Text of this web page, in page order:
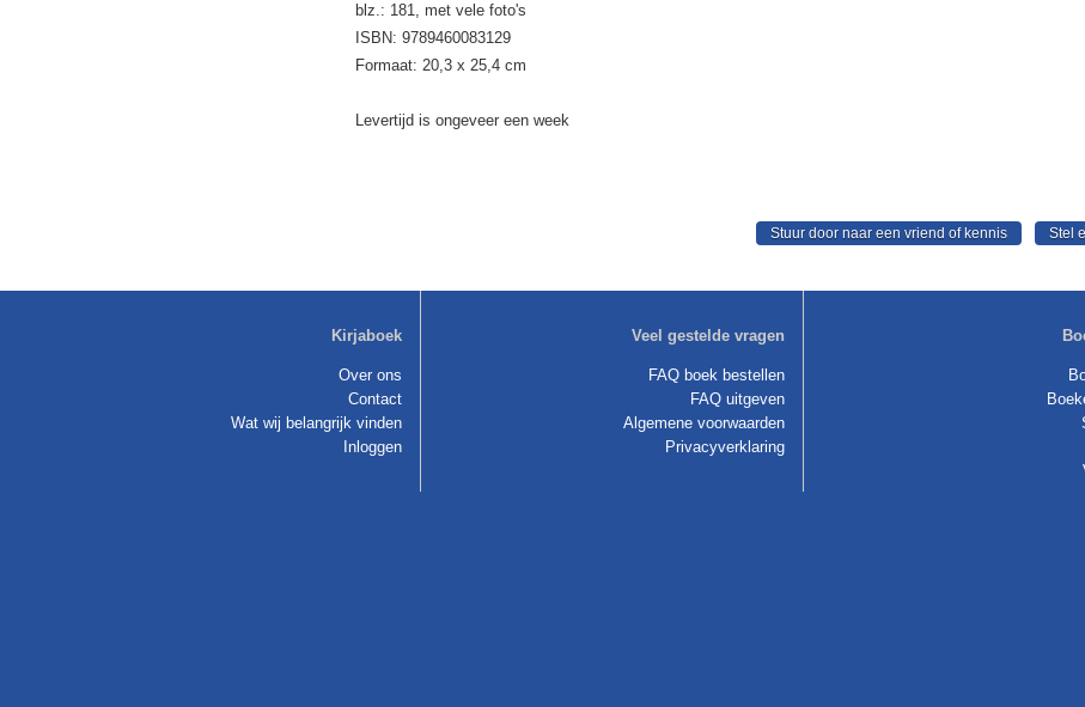
blz.: 181, met vele foto's
ISBN: 9789460083129
Formaat: 20,3 x 25,4 cm
Levertijd is ongeveer een week
Kirjaboek
Over ons
Contact
Wat wij belangrijk vinden
Inloggen
Veel gestelde vragen
FAQ boek bestellen
FAQ uitgeven
Algemene voorwaarden
Privacyverklaring